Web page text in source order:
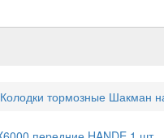
Колодки тормозные Шакман